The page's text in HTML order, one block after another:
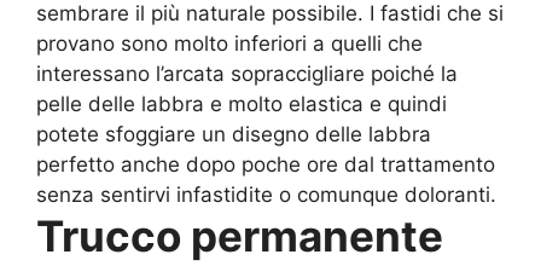
sembrare il più naturale possibile. I fastidi che si
provano sono molto inferiori a quelli che
interessano l’arcata sopraccigliare poiché la
pelle delle labbra e molto elastica e quindi
potete sfoggiare un disegno delle labbra
perfetto anche dopo poche ore dal trattamento
senza sentirvi infastidite o comunque doloranti.
Trucco permanente